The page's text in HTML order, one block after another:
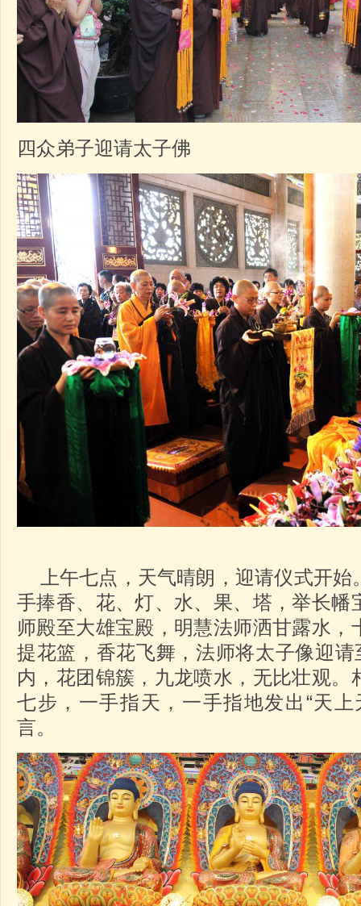
四众弟子迎请太子佛
上午七点，天气晴朗，迎请仪式开始
手捧香、花、灯、水、果、塔，举长幡
师殿至大雄宝殿，明慧法师洒甘露水，
提花篮，香花飞舞，法师将太子像迎请
内，花团锦簇，九龙喷水，无比壮观。
七步，一手指天，一手指地发出“天
言。